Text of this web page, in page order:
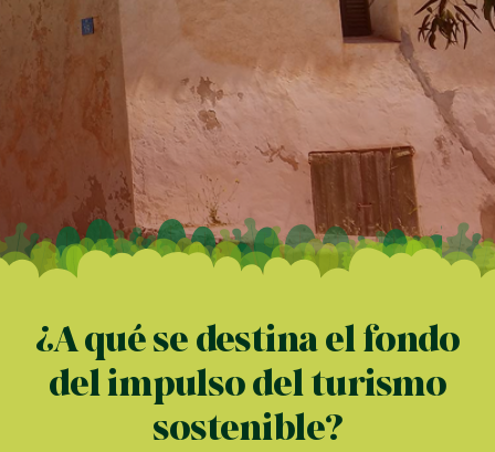
¿A qué se destina el fondo
del impulso del turismo
sostenible?